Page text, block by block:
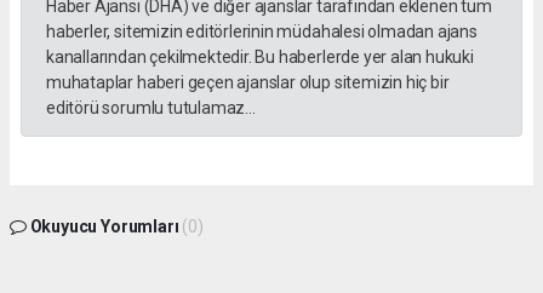
Haber Ajansı (DHA) ve diğer ajanslar tarafından eklenen tüm
haberler, sitemizin editörlerinin müdahalesi olmadan ajans
kanallarından çekilmektedir. Bu haberlerde yer alan hukuki
muhataplar haberi geçen ajanslar olup sitemizin hiç bir
editörü sorumlu tutulamaz...
Okuyucu Yorumları (0)